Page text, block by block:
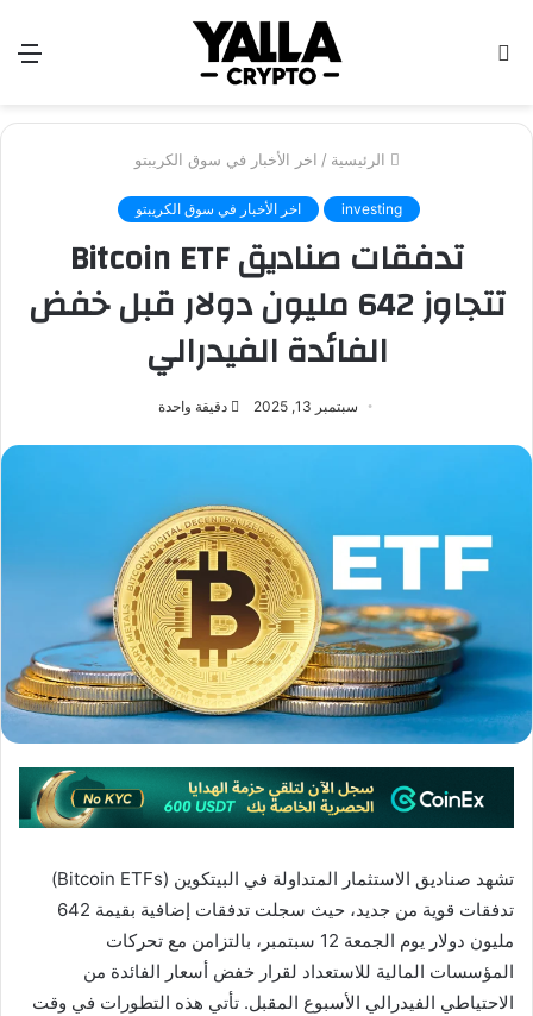
الرئيسية / اخر الأخبار في سوق الكريبتو
investing اخر الأخبار في سوق الكريبتو
تدفقات صناديق Bitcoin ETF
تتجاوز 642 مليون دولار قبل خفض
الفائدة الفيدرالي
سبتمبر 13, 2025 دقيقة واحدة
تشهد صناديق الاستثمار المتداولة في البيتكوين (Bitcoin ETFs)
تدفقات قوية من جديد، حيث سجلت تدفقات إضافية بقيمة 642
مليون دولار يوم الجمعة 12 سبتمبر، بالتزامن مع تحركات
المؤسسات المالية للاستعداد لقرار خفض أسعار الفائدة من
الاحتياطي الفيدرالي الأسبوع المقبل. تأتي هذه التطورات في وقت